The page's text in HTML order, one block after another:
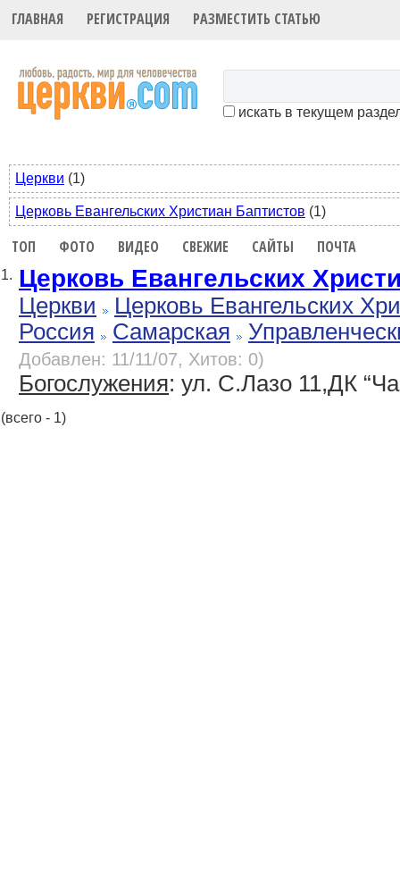
ГЛАВНАЯ РЕГИСТРАЦИЯ РАЗМЕСТИТЬ СТАТЬЮ
искать в текущем
Церкви (1)
Церковь Евангельских Христиан Баптистов (1)
ТОП ФОТО ВИДЕО СВЕЖИЕ САЙТЫ ПОЧТА
1. Церковь Евангельских
Церкви
Церковь Евангельских
Россия
Самарская
Добавлен: 11/11/07, Хитов: 0)
Богослужения: ул. С.Лазо 11,ДК
(всего - 1)